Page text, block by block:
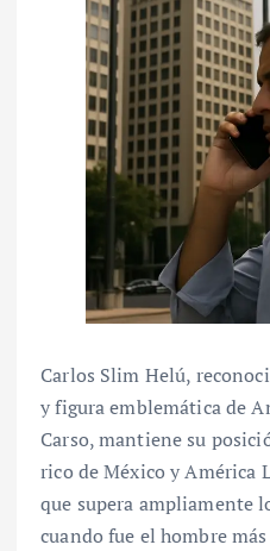
Carlos Slim Helú,
y figura emblemática de
Carso, mantiene su
rico de México y América
que supera ampliamente
cuando fue el hombre